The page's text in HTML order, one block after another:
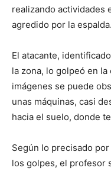
realizando actividades
agredido por la espalda.
El atacante,
la zona, lo golpeó en
imágenes se puede
unas máquinas, casi
hacia el suelo, donde
Según lo precisado
los golpes, el profesor